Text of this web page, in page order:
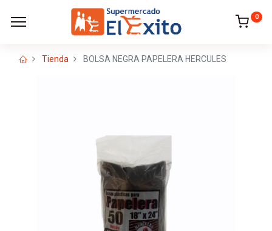
0
Tienda BOLSA NEGRA PAPELERA HERCULES